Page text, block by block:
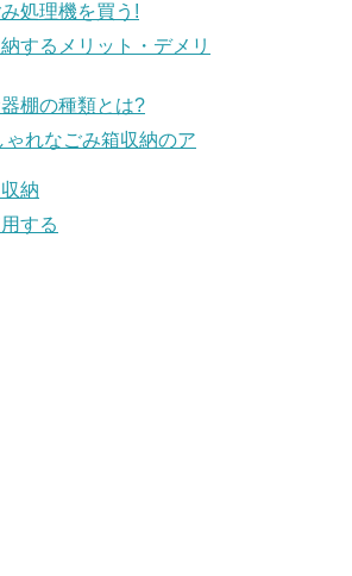
処理機を買う!
するメリット・デメリ
棚の種類とは?
れなごみ箱収納のア
納
する